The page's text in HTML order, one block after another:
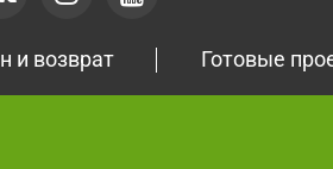
и возврат Готовые